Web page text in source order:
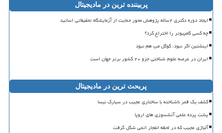
پربیننده ترین در مادیجیتال
ایجاد دوره دکتری ۲ساله پژوهش محور حمایت از آزمایشگاه تحقیقاتی اساتید
چه کسی کامپیوتر را اختراع کرد؟
اینشتین اگر نبود، گوگل مپ هم نبود
ایران در عرصه علوم شناختی جزو ۲۰ کشور برتر جهان است
پربحث ترین در مادیجیتال
کشف یک قمر ناشناخته با ساختاری عجیب در سیارک نیسا
پشت پرده علمی آتشسوزی های اروپا
آلیاژی عجیب که در لحظه انفجار اتمی شکل گرفت